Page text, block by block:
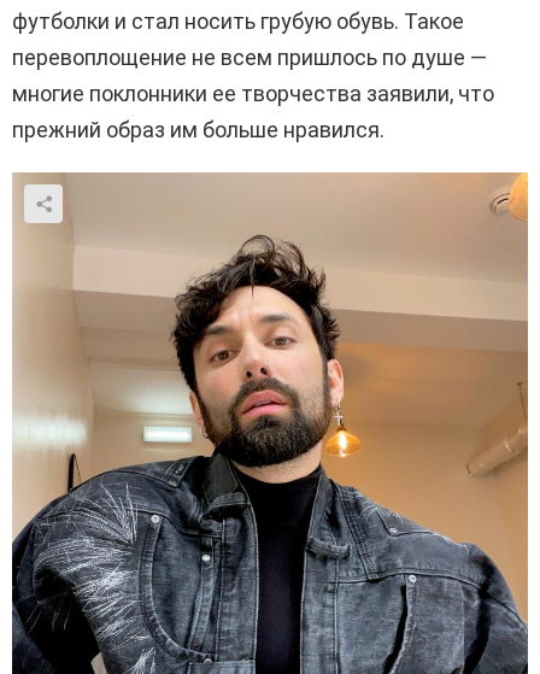
футболки и стал носить грубую обувь. Такое
перевоплощение не всем пришлось по душе —
многие поклонники ее творчества заявили, что
прежний образ им больше нравился.